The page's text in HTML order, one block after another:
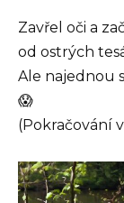
Zavřel oči a
od ostrých
Ale najednou
😱
(Pokračování